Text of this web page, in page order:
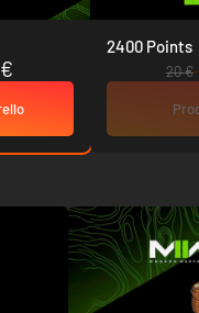
2400 Points
20 €